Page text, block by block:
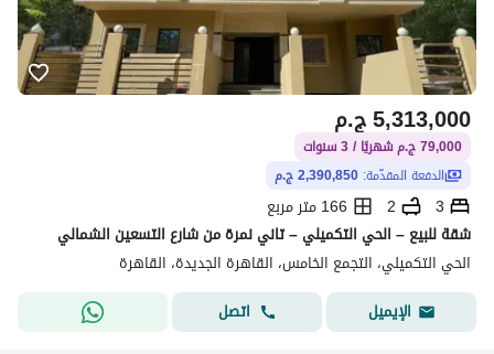
ج.م5,313,000
79,000 ج.م شهريًا / 3 سنوات
الدفعة المقدّمة: 2,390,850 ج.م
3
2
166 متر مربع
شقة للبيع – الحي التكميلي – تاني نمرة من شارع التسعين الشمالي
الحي التكميلي، التجمع الخامس، القاهرة الجديدة، القاهرة
الإيميل
اتصل